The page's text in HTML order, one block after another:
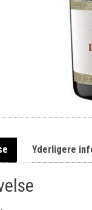
Yderligere